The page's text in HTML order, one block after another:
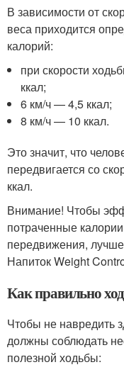
В зависимости от
веса приходится
калорий:
при скорости
ккал;
6 км/ч — 4,5 ккал;
8 км/ч — 10 ккал.
Это значит, что
передвигается со
ккал.
Внимание! Чтобы
потраченные
передвижения,
Напиток Weight
Как правильно
Чтобы не навредить
должны соблюдать
полезной ходьбы: